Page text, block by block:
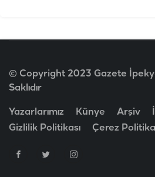
© Copyright 2023 Gazete
Saklıdır
Yazarlarımız Künye Arşiv
Gizlilik Politikası
Çerez